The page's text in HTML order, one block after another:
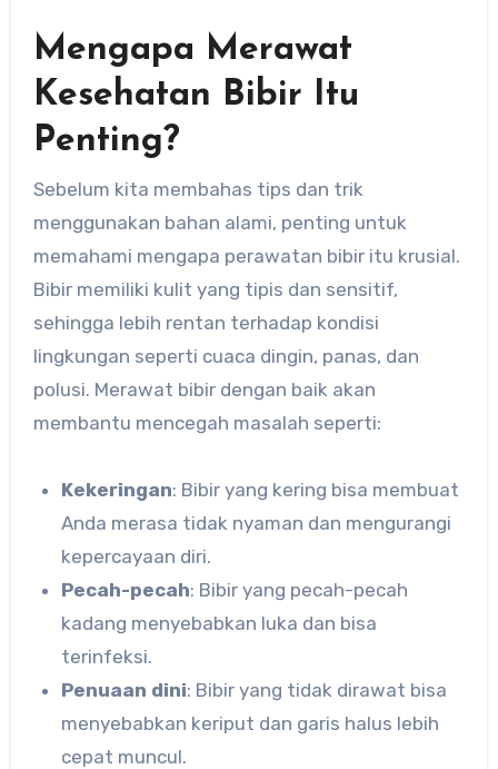
Mengapa Merawat
Kesehatan Bibir Itu
Penting?
Sebelum kita membahas tips dan trik
menggunakan bahan alami, penting untuk
memahami mengapa perawatan bibir itu krusial.
Bibir memiliki kulit yang tipis dan sensitif,
sehingga lebih rentan terhadap kondisi
lingkungan seperti cuaca dingin, panas, dan
polusi. Merawat bibir dengan baik akan
membantu mencegah masalah seperti:
Kekeringan: Bibir yang kering bisa membuat
Anda merasa tidak nyaman dan mengurangi
kepercayaan diri.
Pecah-pecah: Bibir yang pecah-pecah
kadang menyebabkan luka dan bisa
terinfeksi.
Penuaan dini: Bibir yang tidak dirawat bisa
menyebabkan keriput dan garis halus lebih
cepat muncul.